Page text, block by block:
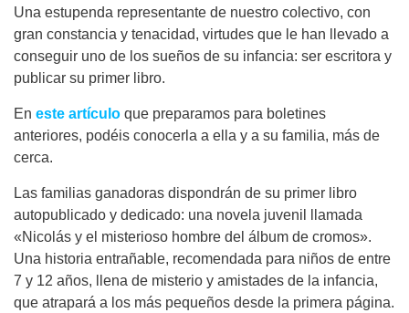
Una estupenda representante de nuestro colectivo, con
gran constancia y tenacidad, virtudes que le han llevado a
conseguir uno de los sueños de su infancia: ser escritora y
publicar su primer libro.
En este artículo que preparamos para boletines
anteriores, podéis conocerla a ella y a su familia, más de
cerca.
Las familias ganadoras dispondrán de su primer libro
autopublicado y dedicado: una novela juvenil llamada
«Nicolás y el misterioso hombre del álbum de cromos».
Una historia entrañable, recomendada para niños de entre
7 y 12 años, llena de misterio y amistades de la infancia,
que atrapará a los más pequeños desde la primera página.